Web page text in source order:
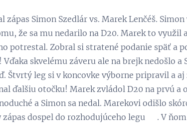
zápas Simon Szedlár vs. Marek Lenčéš.
že sa mu nedarilo na D20. Marek to využil
potrestal. Zobral si stratené podanie späť a
skvelému záveru ale na brejk nedošlo
Štvrtý leg si v koncovke výborne pripravil a
ďalšiu otočku! Marek zvládol D20 na prvú a
a Simon sa nedal. Marekovi odišlo
dospel do rozhodujúceho legu 👏. V